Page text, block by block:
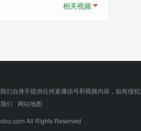
相关视频
自身不提供任何直播信号和视频内容，如有侵
们
网站地图
All Rights Reserved